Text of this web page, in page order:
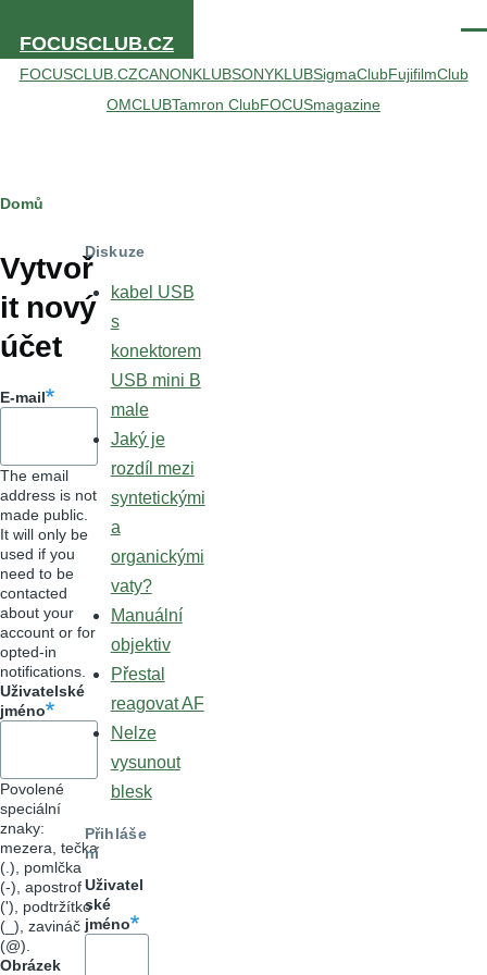
FOCUSCLUB.CZ
FOCUSCLUB.CZCANONKLUBSONYKLUBSigmaClubFujifilmClub
OMCLUBTamron ClubFOCUSmagazine
Hlavní
záložky
Drobečková
navigace
Domů
Vytvoř
it nový
účet
E-mail
The email
address is not
made public.
It will only be
used if you
need to be
contacted
about your
account or for
opted-in
notifications.
Uživatelské
jméno
Povolené
speciální
znaky:
mezera, tečka
(.), pomlčka
(-), apostrof
('), podtržítko
(_), zavináč
(@).
Obrázek
Diskuze
kabel USB
s
konektorem
USB mini B
male
Jaký je
rozdíl mezi
syntetickými
a
organickými
vaty?
Manuální
objektiv
Přestal
reagovat AF
Nelze
vysunout
blesk
Přihláše
ní
Uživatel
ské
jméno